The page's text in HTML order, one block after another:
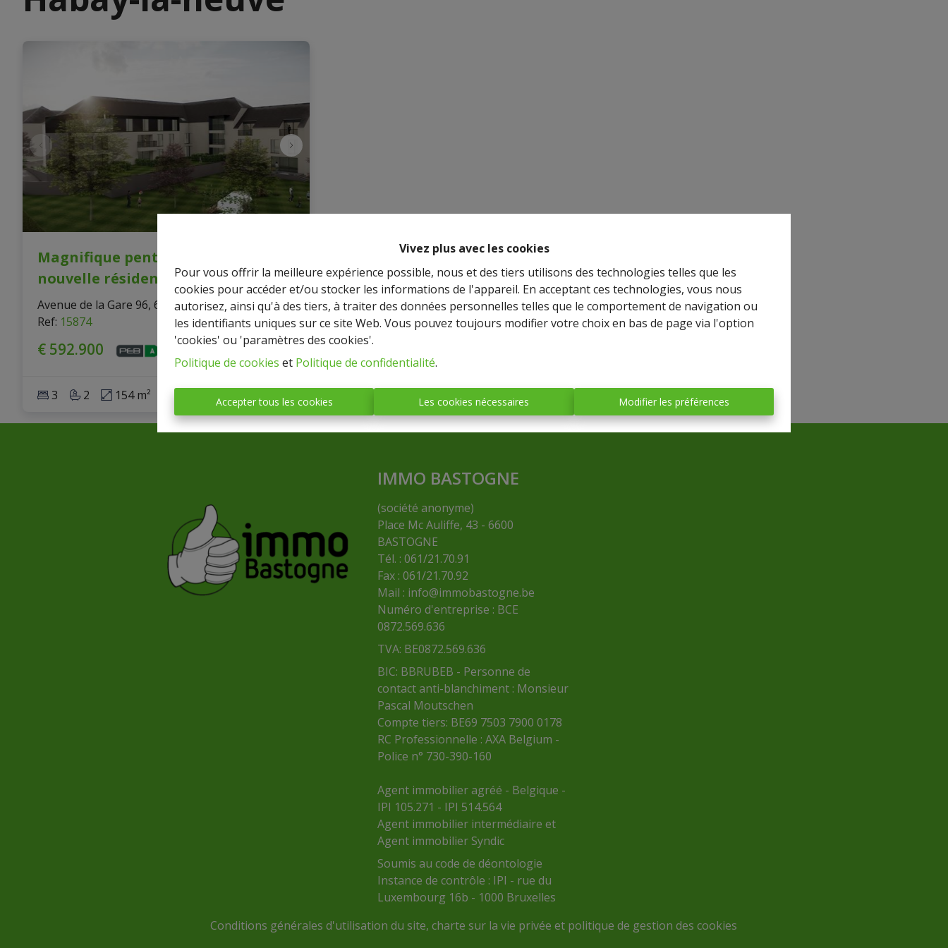
Vivez plus avec les cookies
Pour vous offrir la meilleure expérience possible, nous et des tiers utilisons des technologies telles que les
cookies pour accéder et/ou stocker les informations de l'appareil. En acceptant ces technologies, vous nous
autorisez, ainsi qu'à des tiers, à traiter des données personnelles telles que le comportement de navigation ou
les identifiants uniques sur ce site Web. Vous pouvez toujours modifier votre choix en bas de page via l'option
'cookies' ou 'paramètres des cookies'.
Politique de cookies et Politique de confidentialité.
Accepter tous les cookies Les cookies nécessaires Modifier les préférences
Magnifique penthouse dans une
nouvelle résidence
Avenue de la Gare 96, 6720 Habay-La-Neuve |
Ref: 15874
€ 592.900
3 2 154 m²
IMMO BASTOGNE
(société anonyme)
Place Mc Auliffe, 43 - 6600
BASTOGNE
Tél. : 061/21.70.91
Fax : 061/21.70.92
Mail : info@immobastogne.be
Numéro d'entreprise : BCE
0872.569.636
TVA: BE0872.569.636
BIC: BBRUBEB - Personne de
contact anti-blanchiment : Monsieur
Pascal Moutschen
Compte tiers: BE69 7503 7900 0178
RC Professionnelle : AXA Belgium -
Police n° 730-390-160
Agent immobilier agréé - Belgique -
IPI 105.271 - IPI 514.564
Agent immobilier intermédiaire et
Agent immobilier Syndic
Soumis aucode de déontologie
Instance de contrôle : IPI - rue du
Luxembourg 16b - 1000 Bruxelles
Conditions générales d'utilisation du site,charte sur la vie privée et politique de gestion des cookies